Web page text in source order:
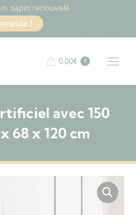
0.00€ 0
avec 150
68 x 120 cm
sapin renouvelé
!